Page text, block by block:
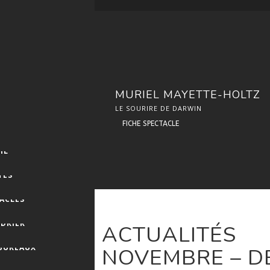
MURIEL MAYETTE-HOLTZ
LE SOURIRE DE DARWIN
FICHE SPECTACLE
ACTUALITÉS
NOVEMBRE –